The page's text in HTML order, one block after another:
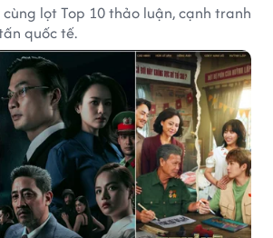
lọt Top 10 thảo luận, cạnh tranh
quốc tế.